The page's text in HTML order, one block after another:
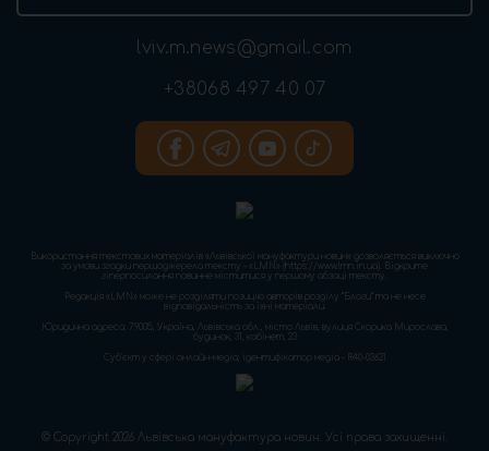
lviv.m.news@gmail.com
+38068 497 40 07
Використання текстових матеріалів «Львівської мануфактури новин» дозволяється виключно
за умови згадки першоджерела тексту – «LMN» (https://www.lmn.in.ua). Відкрите
гіперпосилання повинне міститися у першому абзаці тексту.
Редакція «LMN» може не розділяти позицію авторів розділу “Блоги” та не несе
відповідальність за їхні матеріали.
Юридична адреса: 79005, Україна, Львівська обл., місто Львів, вулиця Скорика Мирослава,
будинок, 31, кабінет, 23
Cуб'єкт у сфері онлайн-медіа; ідентифікатор медіа - R40-03621
© Copyright 2026 Львівська мануфактура новин. Усі права захищенні.